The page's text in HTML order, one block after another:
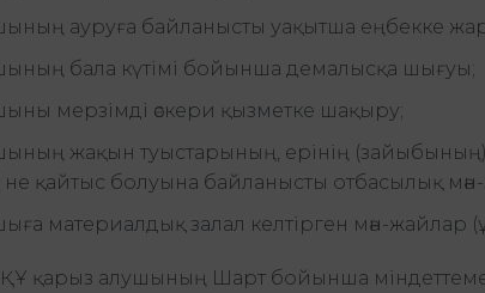
ауруға байланысты уақытша еңбекке
бала күтімі бойынша демалысқа шығуы;
мерзімді әскери қызметке шақыру;
жақын туыстарының, ерінің (зайыбының)
не қайтыс болуына байланысты отбасылық
материалдық залал келтірген мән-жайлар
қарыз алушының Шарт бойынша